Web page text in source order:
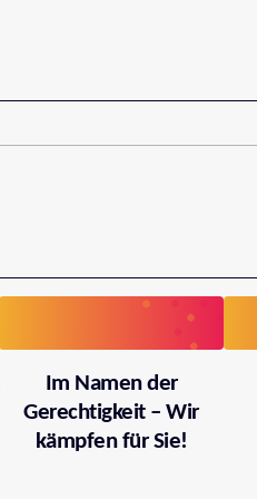
Im Namen der
Gerechtigkeit – Wir
kämpfen für Sie!